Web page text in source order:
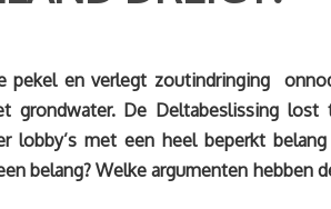
pekel en verlegt zoutindringing
grondwater. De Deltabeslissing lost
lobby’s met een heel beperkt
belang? Welke argumenten hebben